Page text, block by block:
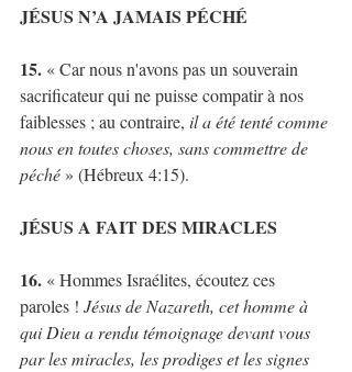
JÉSUS N’A JAMAIS PÉCHÉ
15. « Car nous n'avons pas un souverain
sacrificateur qui ne puisse compatir à nos
faiblesses ; au contraire, il a été tenté comme
nous en toutes choses, sans commettre de
péché » (Hébreux 4:15).
JÉSUS A FAIT DES MIRACLES
16. « Hommes Israélites, écoutez ces
paroles ! Jésus de Nazareth, cet homme à
qui Dieu a rendu témoignage devant vous
par les miracles, les prodiges et les signes